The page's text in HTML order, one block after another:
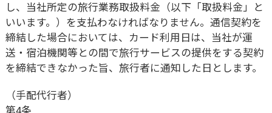
し、当社所定の旅行業務取扱料金（以下「取扱料金」と
いいます。）を支払わなければなりません。通信契約を
締結した場合においては、カード利用日は、当社が運
送・宿泊機関等との間で旅行サービスの提供をする契約
を締結できなかった旨、旅行者に通知した日とします。
（手配代行者）
第4条